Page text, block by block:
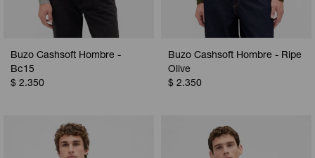
Buzo Cashsoft Hombre -
Bc15
$ 2.350
Buzo Cashsoft Hombre - Ripe
Olive
$ 2.350